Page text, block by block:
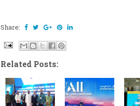
Share:
Related Posts: